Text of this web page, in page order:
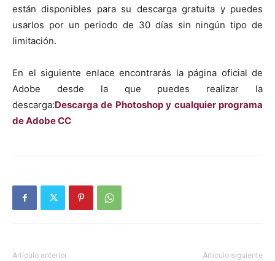
están disponibles para su descarga gratuita y puedes
usarlos por un periodo de 30 días sin ningún tipo de
limitación.
En el siguiente enlace encontrarás la página oficial de
Adobe desde la que puedes realizar la
descarga:Descarga de Photoshop y cualquier programa
de Adobe CC
Artículo anterior Artículo siguiente